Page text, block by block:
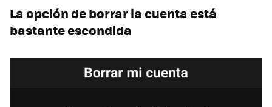
La opción de borrar la cuenta está
bastante escondida